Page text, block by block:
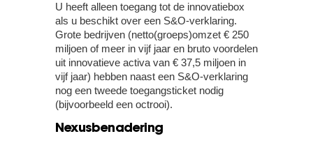
U heeft alleen toegang tot de innovatiebox
als u beschikt over een S&O-verklaring.
Grote bedrijven (netto(groeps)omzet € 250
miljoen of meer in vijf jaar en bruto voordelen
uit innovatieve activa van € 37,5 miljoen in
vijf jaar) hebben naast een S&O-verklaring
nog een tweede toegangsticket nodig
(bijvoorbeeld een octrooi).
Nexusbenadering